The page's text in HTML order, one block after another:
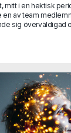
mitt i en hektisk
av team
sig överväldigad
av hans kollegor,
sig honom
intelligens.
igen den andra
dem.Den här
intelligens är
inte bara om att fatta
sina egna och